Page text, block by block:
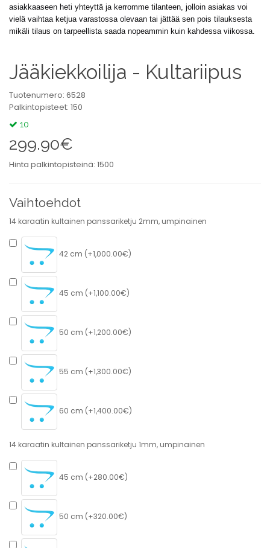
asiakkaaseen heti yhteyttä ja kerromme tilanteen, jolloin asiakas voi
vielä vaihtaa ketjua varastossa olevaan tai jättää sen pois tilauksesta
mikäli tilaus on tarpeellista saada nopeammin kuin kahdessa viikossa.
Jääkiekkoilija - Kultariipus
Tuotenumero: 6528
Palkintopisteet: 150
10
299.90€
Hinta palkintopisteinä: 1500
Vaihtoehdot
14 karaatin kultainen panssariketju 2mm, umpinainen
42 cm (+1,000.00€)
45 cm (+1,100.00€)
50 cm (+1,200.00€)
55 cm (+1,300.00€)
60 cm (+1,400.00€)
14 karaatin kultainen panssariketju 1mm, umpinainen
45 cm (+280.00€)
50 cm (+320.00€)